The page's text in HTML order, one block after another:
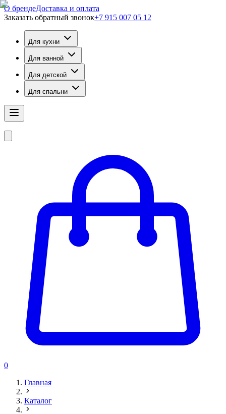
О брендеДоставка и оплата
Заказать обратный звонок+7 915 007 05 12
Для кухни
Для ванной
Для детской
Для спальни
0
Главная
Каталог